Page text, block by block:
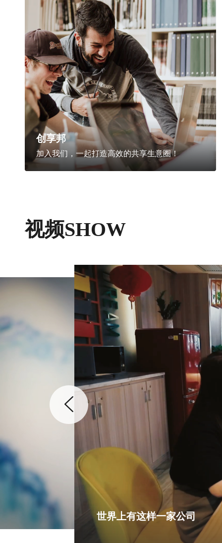
创享邦
加入我们，一起打造高效的共享生意圈！
视频SHOW
世界上有这样一家公司